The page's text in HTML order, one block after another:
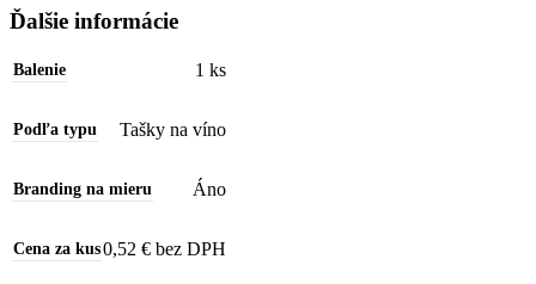
Ďalšie informácie
Balenie 1 ks
Podľa typu Tašky na víno
Branding na mieru Áno
Cena za kus0,52 € bez DPH